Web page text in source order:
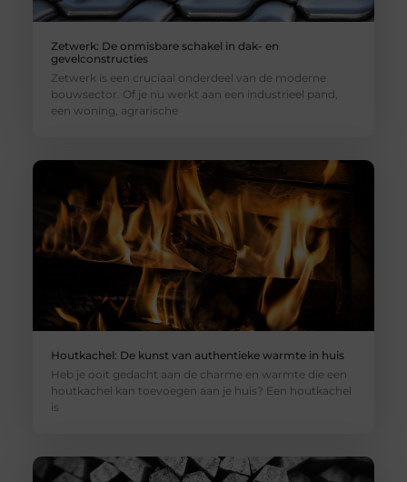
Zetwerk: De onmisbare schakel in dak- en
gevelconstructies
Zetwerk is een cruciaal onderdeel van de moderne
bouwsector. Of je nu werkt aan een industrieel pand,
een woning, agrarische
Houtkachel: De kunst van authentieke warmte in huis
Heb je ooit gedacht aan de charme en warmte die een
houtkachel kan toevoegen aan je huis? Een houtkachel
is